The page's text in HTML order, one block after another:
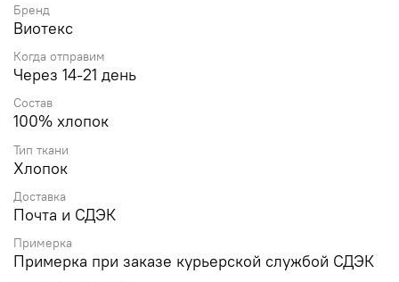
Бренд
Виотекс
Когда отправим
Через 14-21 день
Состав
100% хлопок
Тип ткани
Хлопок
Доставка
Почта и СДЭК
Примерка
Примерка при заказе курьерской службой СДЭК